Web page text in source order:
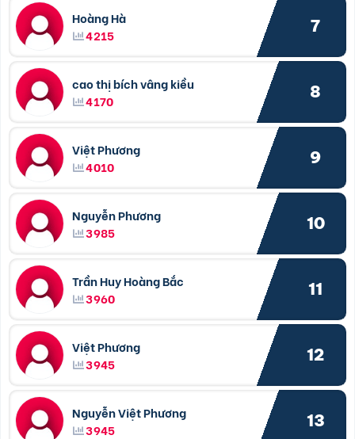
Hoàng Hà
4215
7
cao thị bích vâng kiều
4170
8
Việt Phương
4010
9
Nguyễn Phương
3985
10
Trần Huy Hoàng Bắc
3960
11
Việt Phương
3945
12
Nguyễn Việt Phương
3945
13